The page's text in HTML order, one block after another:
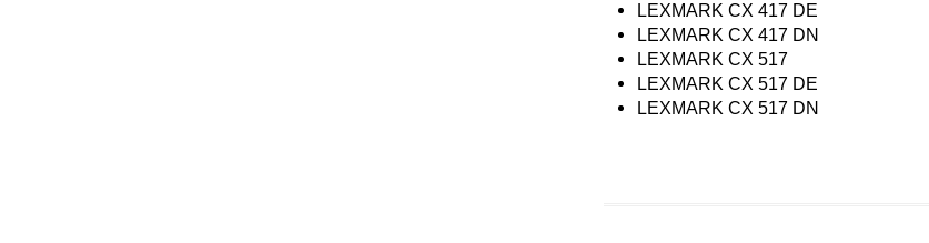
LEXMARK CX 417 DE
LEXMARK CX 417 DN
LEXMARK CX 517
LEXMARK CX 517 DE
LEXMARK CX 517 DN